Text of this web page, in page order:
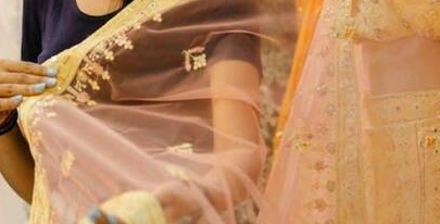
koleksi sari tua yang berdebu di lemari
merana, temukan cara-cara inovatif
cara untuk menggunakan kembali sari-